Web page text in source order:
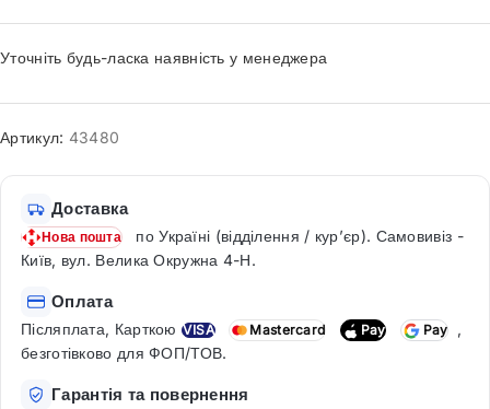
Уточніть будь-ласка наявність у менеджера
Артикул: 43480
Доставка
Нова пошта
по Україні (відділення / кур’єр). Самовивіз -
Київ, вул. Велика Окружна 4-Н.
Оплата
Післяплата, Карткою VISA Mastercard Pay Pay
,
безготівково для ФОП/ТОВ.
Гарантія та повернення